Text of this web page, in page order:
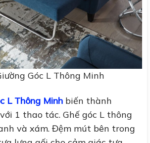
Góc L Thông Minh
L Thông Minh biến thành
1 thao tác. Ghế góc L thông
và xám. Đệm mút bên trong